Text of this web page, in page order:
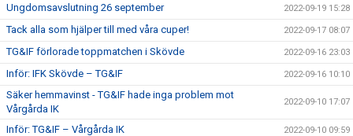
Ungdomsavslutning 26 september 2022-09-19 15:28
Tack alla som hjälper till med våra cuper! 2022-09-17 08:07
TG&IF förlorade toppmatchen i Skövde 2022-09-16 23:03
Inför: IFK Skövde – TG&IF 2022-09-16 10:10
Säker hemmavinst - TG&IF hade inga problem mot
Vårgårda IK
2022-09-10 17:07
Inför: TG&IF – Vårgårda IK 2022-09-10 09:59